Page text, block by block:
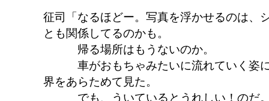
征司「なるほどー。写真を浮かせるのは、
とも関係してるのかも。
帰る場所はもうないのか。
車がおもちゃみたいに流れていく姿に
界をあらためて見た。
でも、ういているとうれしい！のだ